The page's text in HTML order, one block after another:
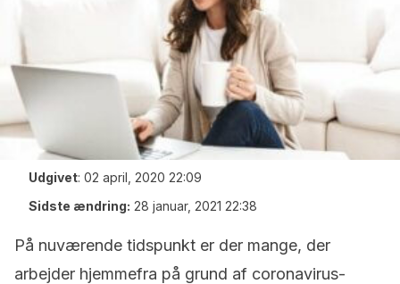
Udgivet: 02 april, 2020 22:09
Sidste ændring: 28 januar, 2021 22:38
På nuværende tidspunkt er der mange, der
arbejder hjemmefra på grund af coronavirus-